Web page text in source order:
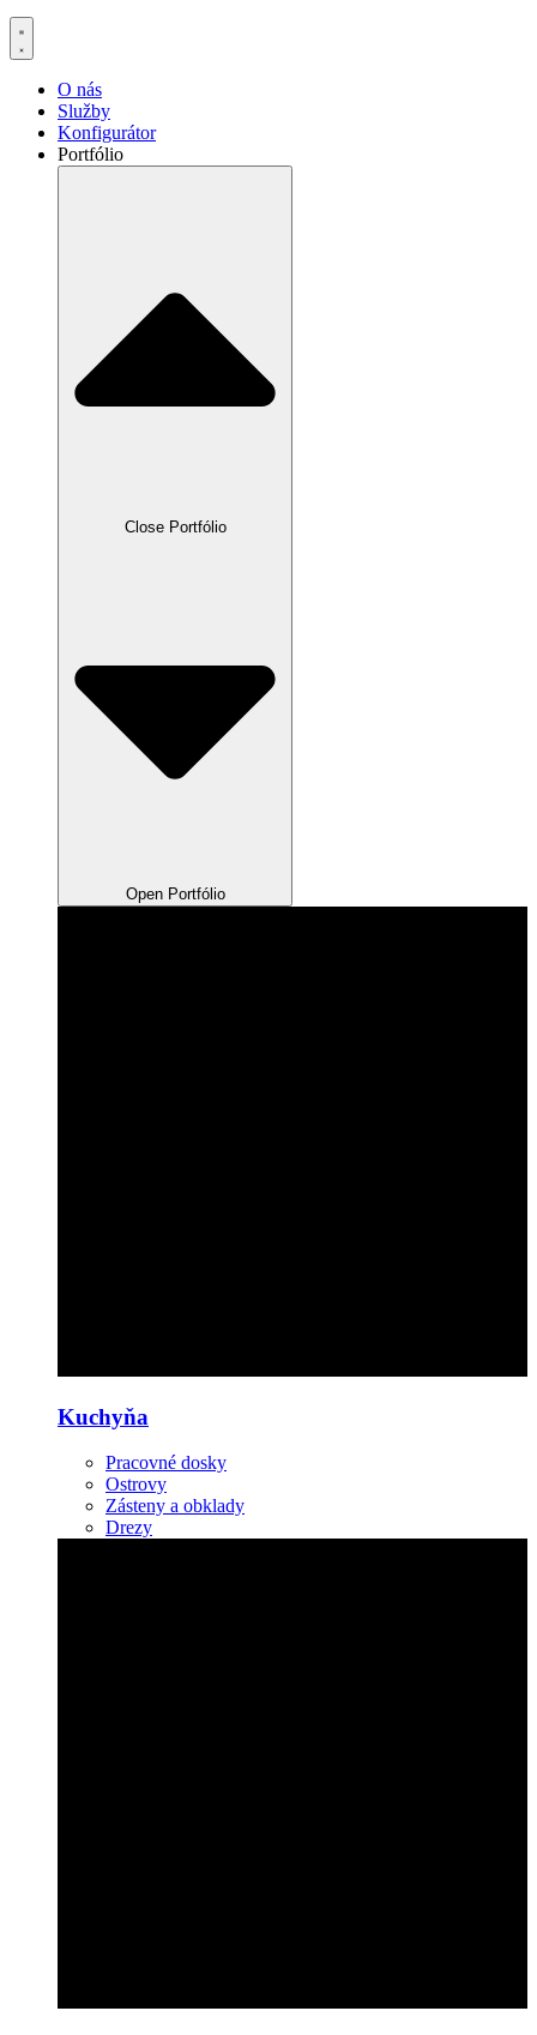
O nás
Služby
Konfigurátor
Portfólio
Close Portfólio
Open Portfólio
Kuchyňa
Pracovné dosky
Ostrovy
Zásteny a obklady
Drezy